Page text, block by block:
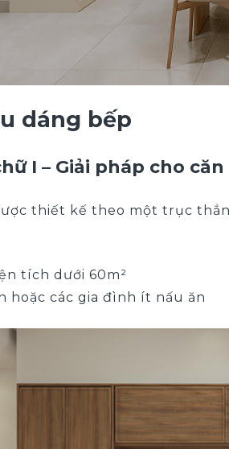
dáng bếp
I – Giải pháp cho
thiết kế theo một trục
tích dưới 60m²
hoặc các gia đình ít nấu ăn